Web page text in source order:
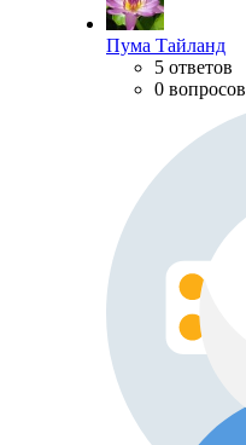
Пума Тайланд
5 ответов
0 вопросов